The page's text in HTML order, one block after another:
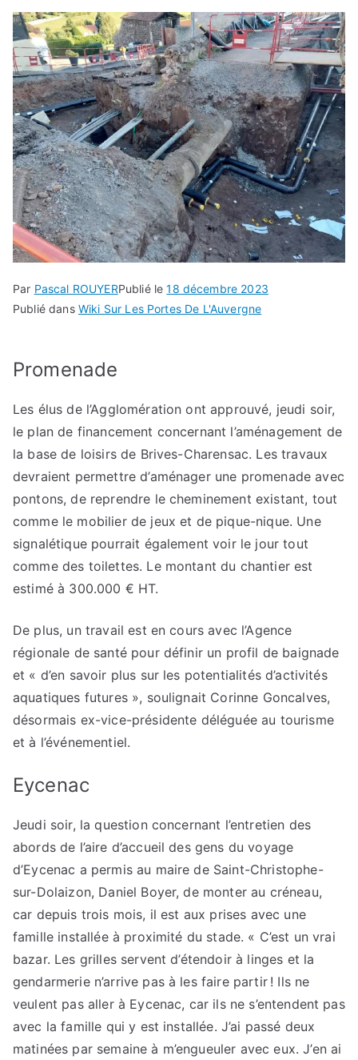
Par Pascal ROUYERPublié le18 décembre 2023
Publié dans Wiki Sur Les Portes De L'Auvergne
Promenade
Les élus de l’Agglomération ont approuvé, jeudi soir,
le plan de financement concernant l’aménagement de
la base de loisirs de Brives-Charensac. Les travaux
devraient permettre d’aménager une promenade avec
pontons, de reprendre le cheminement existant, tout
comme le mobilier de jeux et de pique-nique. Une
signalétique pourrait également voir le jour tout
comme des toilettes. Le montant du chantier est
estimé à 300.000 € HT.
De plus, un travail est en cours avec l’Agence
régionale de santé pour définir un profil de baignade
et « d’en savoir plus sur les potentialités d’activités
aquatiques futures », soulignait Corinne Goncalves,
désormais ex-vice-présidente déléguée au tourisme
et à l’événementiel.
Eycenac
Jeudi soir, la question concernant l’entretien des
abords de l’aire d’accueil des gens du voyage
d’Eycenac a permis au maire de Saint-Christophe-
sur-Dolaizon, Daniel Boyer, de monter au créneau,
car depuis trois mois, il est aux prises avec une
famille installée à proximité du stade. « C’est un vrai
bazar. Les grilles servent d’étendoir à linges et la
gendarmerie n’arrive pas à les faire partir ! Ils ne
veulent pas aller à Eycenac, car ils ne s’entendent pas
avec la famille qui y est installée. J’ai passé deux
matinées par semaine à m’engueuler avec eux. J’en ai